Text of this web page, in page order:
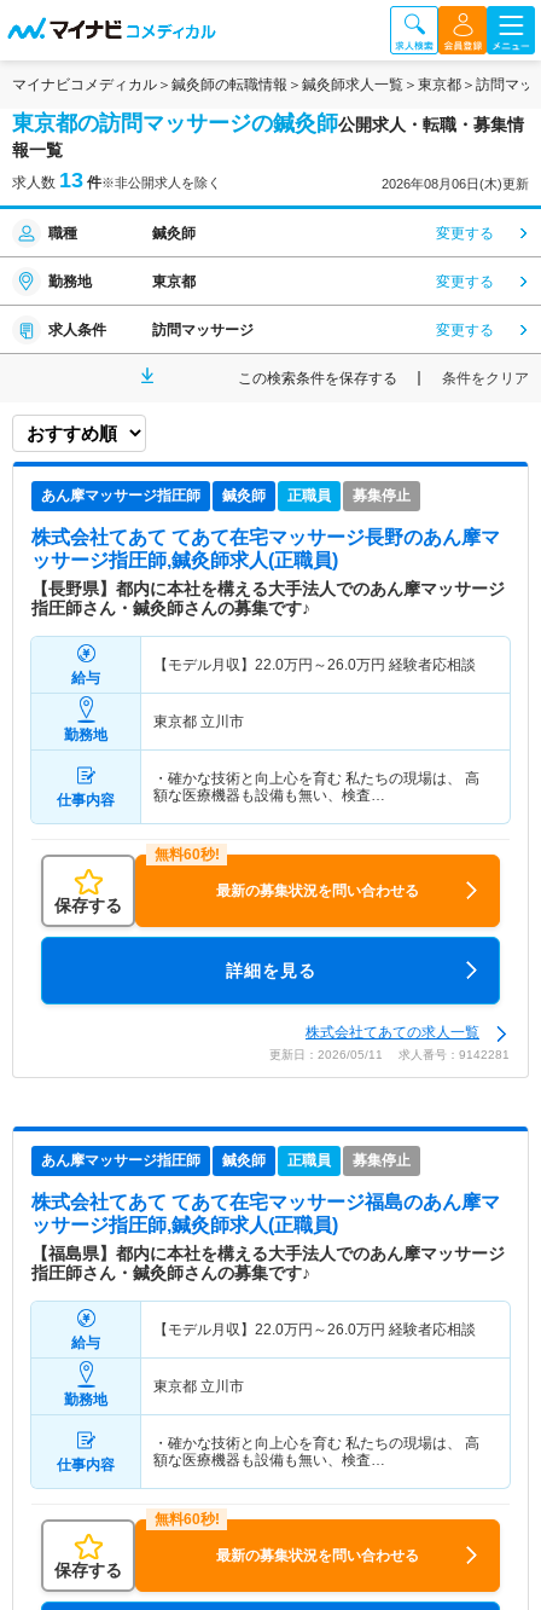
マイナビコメディカル 鍼灸師の転職情報 鍼灸師求人一覧 東京都 訪問マッ
東京都の訪問マッサージの鍼灸師公開求人・転職・募集情
報一覧
求人数 13 件※非公開求人を除く 2026年08月06日(木)更新
職種 鍼灸師 変更する
勤務地 東京都 変更する
求人条件 訪問マッサージ 変更する
この検索条件を保存する 条件をクリア
あん摩マッサージ指圧師 鍼灸師 正職員 募集停止
株式会社てあて てあて在宅マッサージ長野のあん摩マ
ッサージ指圧師,鍼灸師求人(正職員)
【長野県】都内に本社を構える大手法人でのあん摩マッサージ
指圧師さん・鍼灸師さんの募集です♪
給与
【モデル月収】 22.0万円～26.0万円 経験者応相談
勤務地
東京都 立川市
仕事内容
・確かな技術と向上心を育む 私たちの現場は、 高
額な医療機器も設備も無い、検査…
保存する
最新の募集状況を問い合わせる
詳細を見る
株式会社てあての求人一覧
更新日：2026/05/11 求人番号：9142281
あん摩マッサージ指圧師 鍼灸師 正職員 募集停止
株式会社てあて てあて在宅マッサージ福島のあん摩マ
ッサージ指圧師,鍼灸師求人(正職員)
【福島県】都内に本社を構える大手法人でのあん摩マッサージ
指圧師さん・鍼灸師さんの募集です♪
給与
【モデル月収】 22.0万円～26.0万円 経験者応相談
勤務地
東京都 立川市
仕事内容
・確かな技術と向上心を育む 私たちの現場は、 高
額な医療機器も設備も無い、検査…
保存する
最新の募集状況を問い合わせる